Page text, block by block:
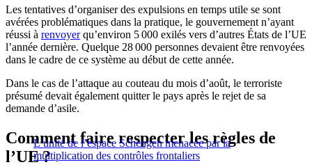
Les tentatives d’organiser des expulsions en temps utile se sont
avérées problématiques dans la pratique, le gouvernement n’ayant
réussi à renvoyerqu’environ 5 000 exilés vers d’autres États de l’UE
l’année dernière. Quelque 28 000 personnes devaient être renvoyées
dans le cadre de ce système au début de cette année.
Dans le cas de l’attaque au couteau du mois d’août, le terroriste
présumé devait également quitter le pays après le rejet de sa
demande d’asile.
L’unité de l’espace Schengen menacée par la
multiplication des contrôles frontaliers
Comment faire respecter les règles de
l’UE ?